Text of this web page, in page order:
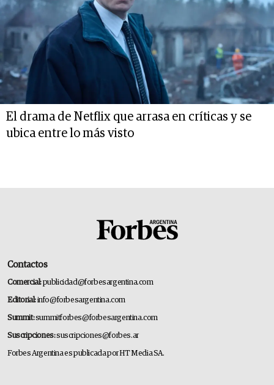
El drama de Netflix que arrasa en críticas y se
ubica entre lo más visto
Contactos
Comercial:publicidad@forbesargentina.com
Editorial:info@forbesargentina.com
Summit:summitforbes@forbesargentina.com
Suscripciones:suscripciones@forbes.ar
Forbes Argentina es publicada por HT Media SA.